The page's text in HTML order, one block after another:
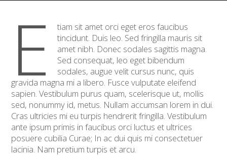
E
tiam sit amet orci eget eros faucibus
tincidunt. Duis leo. Sed fringilla mauris sit
amet nibh. Donec sodales sagittis magna.
Sed consequat, leo eget bibendum
sodales, augue velit cursus nunc, quis
gravida magna mi a libero. Fusce vulputate eleifend
sapien. Vestibulum purus quam, scelerisque ut, mollis
sed, nonummy id, metus. Nullam accumsan lorem in dui.
Cras ultricies mi eu turpis hendrerit fringilla. Vestibulum
ante ipsum primis in faucibus orci luctus et ultrices
posuere cubilia Curae; In ac dui quis mi consectetuer
lacinia. Nam pretium turpis et arcu.